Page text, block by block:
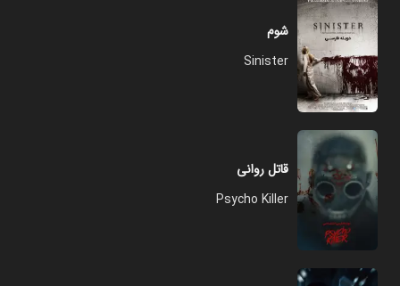
شوم
Sinister
قاتل روانی
Psycho Killer